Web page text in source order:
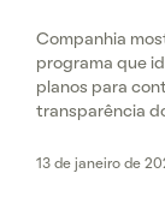
Companhia
programa que
planos para
transparência
13 de janeiro de